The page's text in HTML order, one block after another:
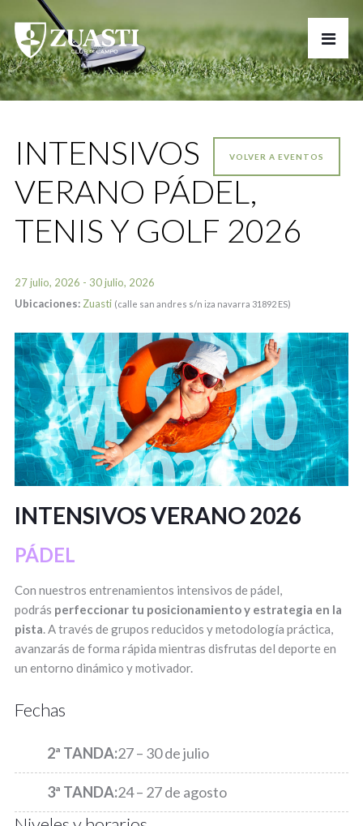
VOLVER A EVENTOS
INTENSIVOS
VERANO PÁDEL,
TENIS Y GOLF 2026
27 julio, 2026 - 30 julio, 2026
Ubicaciones: Zuasti (calle san andres s/n iza navarra 31892 ES)
INTENSIVOS VERANO 2026
PÁDEL
Con nuestros entrenamientos intensivos de pádel,
podrás perfeccionar tu posicionamiento y estrategia en la
pista. A través de grupos reducidos y metodología práctica,
avanzarás de forma rápida mientras disfrutas del deporte en
un entorno dinámico y motivador.
Fechas
2ª TANDA:27 – 30 de julio
3ª TANDA:24 – 27 de agosto